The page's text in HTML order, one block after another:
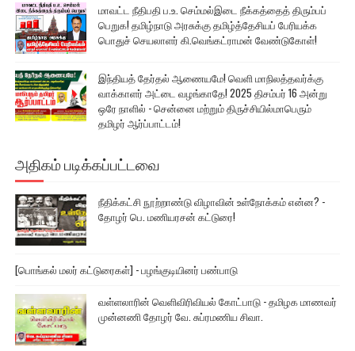
மாவட்ட நீதிபதி ப.உ. செம்மல்இடை நீக்கத்தைத் திரும்பப்
பெறுக! தமிழ்நாடு அரசுக்கு தமிழ்த்தேசியப் பேரியக்க
பொதுச் செயலாளர் கி.வெங்கட்ராமன் வேண்டுகோள்!
இந்தியத் தேர்தல் ஆணையமே! வெளி மாநிலத்தவர்க்கு
வாக்காளர் அட்டை வழங்காதே! 2025 திசம்பர் 16 அன்று
ஒரே நாளில் - சென்னை மற்றும் திருச்சியில்மாபெரும்
தமிழர் ஆர்ப்பாட்டம்!
அதிகம் படிக்கப்பட்டவை
நீதிக்கட்சி நூற்றாண்டு விழாவின் உள்நோக்கம் என்ன? -
தோழர் பெ. மணியரசன் கட்டுரை!
[பொங்கல் மலர் கட்டுரைகள்] - பழங்குடியினர் பண்பாடு
வள்ளலாரின் வெளிவிரிவியல் கோட்பாடு - தமிழக மாணவர்
முன்னணி தோழர் வே. சுப்ரமணிய சிவா.